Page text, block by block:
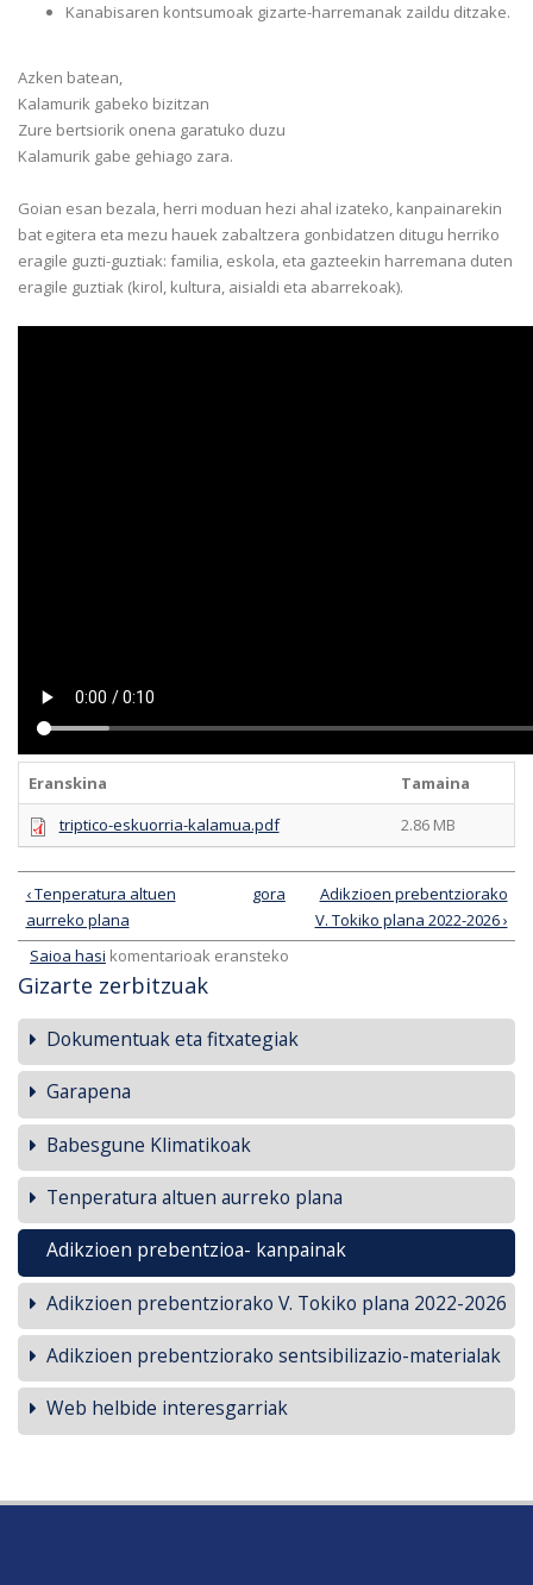
Kanabisaren kontsumoak gizarte-harremanak zaildu ditzake.
Azken batean,
Kalamurik gabeko bizitzan
Zure bertsiorik onena garatuko duzu
Kalamurik gabe gehiago zara.
Goian esan bezala, herri moduan hezi ahal izateko, kanpainarekin
bat egitera eta mezu hauek zabaltzera gonbidatzen ditugu herriko
eragile guzti-guztiak: familia, eskola, eta gazteekin harremana duten
eragile guztiak (kirol, kultura, aisialdi eta abarrekoak).
Eranskina
Tamaina
triptico-eskuorria-kalamua.pdf
2.86 MB
‹ Tenperatura altuen
aurreko plana
gora
Adikzioen prebentziorako
V. Tokiko plana 2022-2026 ›
Saioa hasi komentarioak eransteko
Gizarte zerbitzuak
Dokumentuak eta fitxategiak
Garapena
Babesgune Klimatikoak
Tenperatura altuen aurreko plana
Adikzioen prebentzioa- kanpainak
Adikzioen prebentziorako V. Tokiko plana 2022-2026
Adikzioen prebentziorako sentsibilizazio-materialak
Web helbide interesgarriak